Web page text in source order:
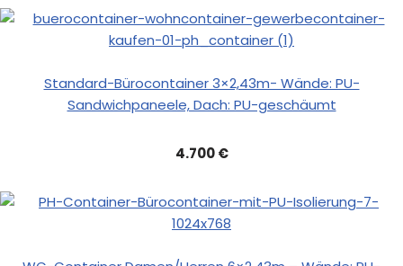
Standard-Bürocontainer 3×2,43m- Wände: PU-
Sandwichpaneele, Dach: PU-geschäumt
4.700 €